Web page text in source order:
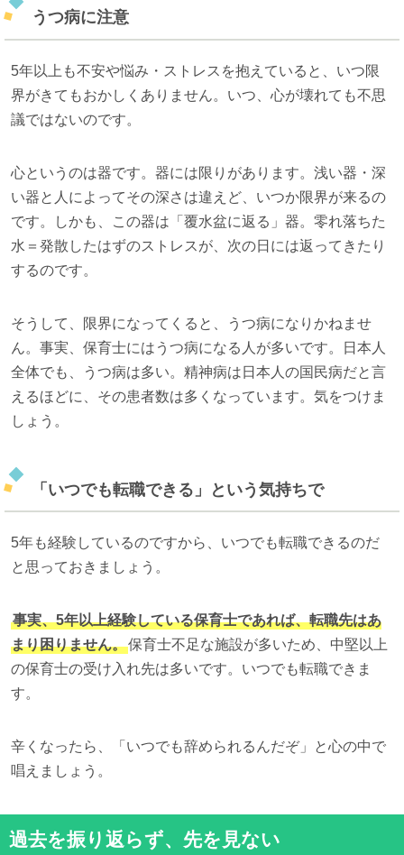
うつ病に注意
5年以上も不安や悩み・ストレスを抱えていると、いつ限
界がきてもおかしくありません。いつ、心が壊れても不思
議ではないのです。
心というのは器です。器には限りがあります。浅い器・深
い器と人によってその深さは違えど、いつか限界が来るの
です。しかも、この器は「覆水盆に返る」器。零れ落ちた
水＝発散したはずのストレスが、次の日には返ってきたり
するのです。
そうして、限界になってくると、うつ病になりかねませ
ん。事実、保育士にはうつ病になる人が多いです。日本人
全体でも、うつ病は多い。精神病は日本人の国民病だと言
えるほどに、その患者数は多くなっています。気をつけま
しょう。
「いつでも転職できる」という気持ちで
5年も経験しているのですから、いつでも転職できるのだ
と思っておきましょう。
事実、5年以上経験している保育士であれば、転職先はあ
まり困りません。保育士不足な施設が多いため、中堅以上
の保育士の受け入れ先は多いです。いつでも転職できま
す。
辛くなったら、「いつでも辞められるんだぞ」と心の中で
唱えましょう。
過去を振り返らず、先を見ない